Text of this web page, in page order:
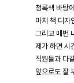
청록색 바탕
마치 책 디자
그리고 매번
제가 하면 시
직원들과 다
앞으로도 잘